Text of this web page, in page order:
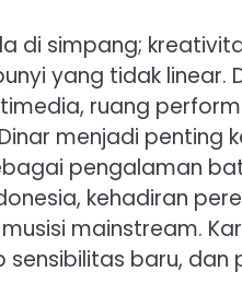
di simpang;
yang tidak linear.
ruang
menjadi penting
pengalaman
kehadiran
mainstream.
baru,